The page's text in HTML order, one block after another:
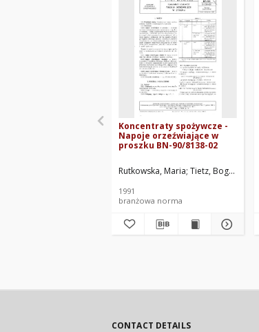
Koncentraty spożywcze -
Napoje orzeźwiające w
proszku BN-90/8138-02
Rutkowska, Maria Tietz, Bogumiła
1991
branżowa norma
CONTACT DETAILS